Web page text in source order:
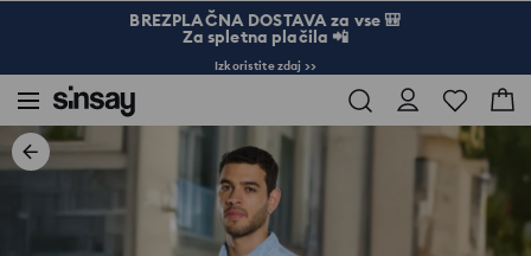
BREZPLAČNA DOSTAVA za vse 🎒
Za spletna plačila 📲
Izkoristite zdaj >>